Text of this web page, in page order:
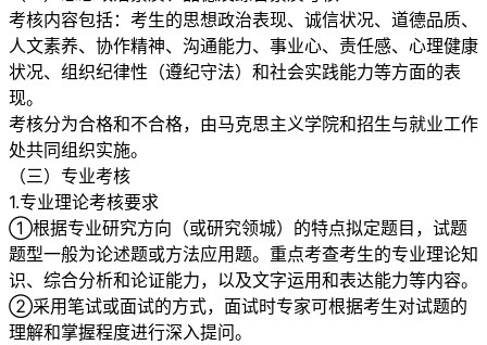
考核内容包括：考生的思想政治表现、诚信状况、道德品质、
人文素养、协作精神、沟通能力、事业心、责任感、心理健康
状况、组织纪律性（遵纪守法）和社会实践能力等方面的表
现。
考核分为合格和不合格，由马克思主义学院和招生与就业工作
处共同组织实施。
（三）专业考核
1.专业理论考核要求
①根据专业研究方向（或研究领城）的特点拟定题目，试题
题型一般为论述题或方法应用题。重点考查考生的专业理论知
识、综合分析和论证能力，以及文字运用和表达能力等内容。
②采用笔试或面试的方式，面试时专家可根据考生对试题的
理解和掌握程度进行深入提问。